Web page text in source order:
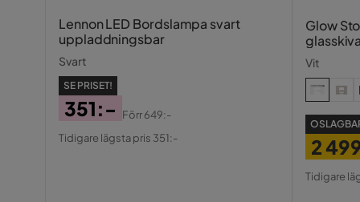
Lennon LED Bordslampa svart
uppladdningsbar
Svart
SE PRISET!
Pris
351:-
Original
Förr649:-
Tidigare lägsta pris 351:-
Glow
Vit
Pris
2
Tidigare